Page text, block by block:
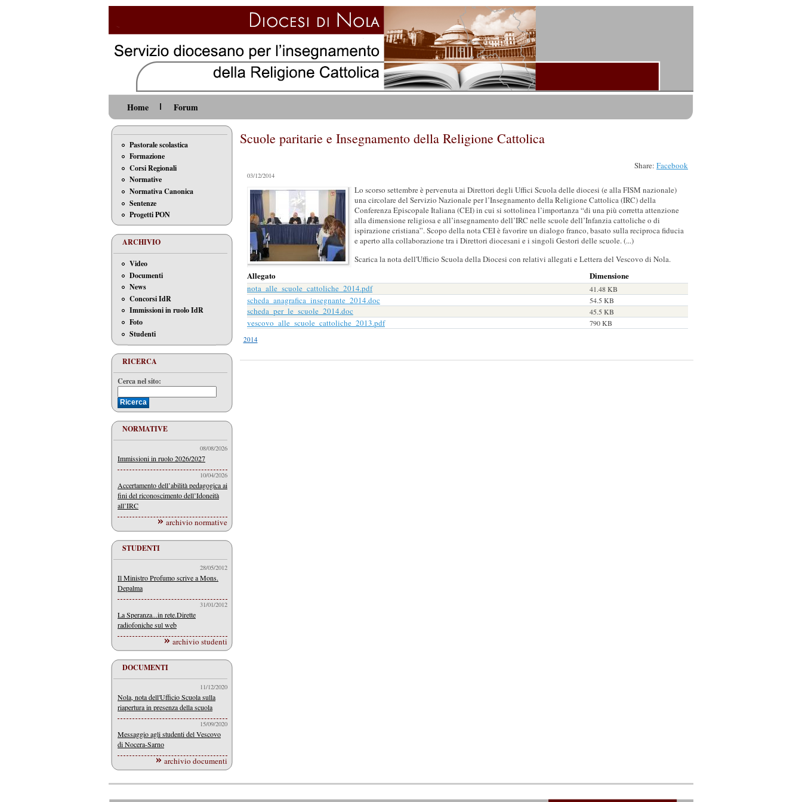
Home Forum
Pastorale scolastica
Formazione
Corsi Regionali
Normative
Normativa Canonica
Sentenze
Progetti PON
ARCHIVIO
Video
Documenti
News
Concorsi IdR
Immissioni in ruolo IdR
Foto
Studenti
RICERCA
Cerca nel sito:
NORMATIVE
08/08/2026
Immissioni in ruolo 2026/2027
10/04/2026
Accertamento dell’abilità pedagogica ai
fini del riconoscimento dell’Idoneità
all’IRC
archivio normative
STUDENTI
28/05/2012
Il Ministro Profumo scrive a Mons.
Depalma
31/01/2012
La Speranza...in rete.Dirette
radiofoniche sul web
archivio studenti
DOCUMENTI
11/12/2020
Nola, nota dell'Ufficio Scuola sulla
riapertura in presenza della scuola
15/09/2020
Messaggio agli studenti del Vescovo
di Nocera-Sarno
archivio documenti
Scuole paritarie e Insegnamento della Religione Cattolica
Share: Facebook
03/12/2014
Lo scorso settembre è pervenuta ai Direttori degli Uffici Scuola delle diocesi (e alla FISM nazionale)
una circolare del Servizio Nazionale per l’Insegnamento della Religione Cattolica (IRC) della
Conferenza Episcopale Italiana (CEI) in cui si sottolinea l’importanza “di una più corretta attenzione
alla dimensione religiosa e all’insegnamento dell’IRC nelle scuole dell’Infanzia cattoliche o di
ispirazione cristiana”. Scopo della nota CEI è favorire un dialogo franco, basato sulla reciproca fiducia
e aperto alla collaborazione tra i Direttori diocesani e i singoli Gestori delle scuole. (...)
Scarica la nota dell'Ufficio Scuola della Diocesi con relativi allegati e Lettera del Vescovo di Nola.
Allegato Dimensione
nota_alle_scuole_cattoliche_2014.pdf 41.48 KB
scheda_anagrafica_insegnante_2014.doc 54.5 KB
scheda_per_le_scuole_2014.doc 45.5 KB
vescovo_alle_scuole_cattoliche_2013.pdf 790 KB
2014